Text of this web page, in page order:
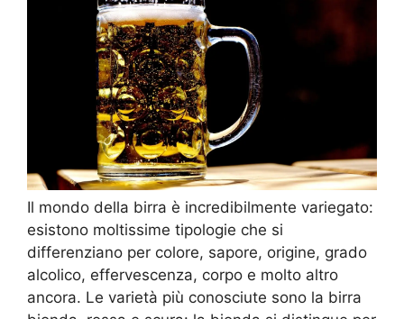
Il mondo della birra è incredibilmente variegato:
esistono moltissime tipologie che si
differenziano per colore, sapore, origine, grado
alcolico, effervescenza, corpo e molto altro
ancora. Le varietà più conosciute sono la birra